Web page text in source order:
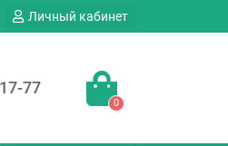
Личный кабинет
77
0